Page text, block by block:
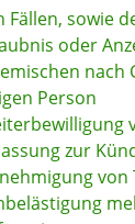
Fällen, sowie
oder
nach
Person
zur
von